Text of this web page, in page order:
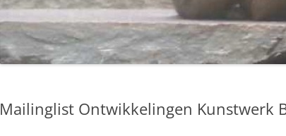
Mailinglist Ontwikkelingen Kunstwerk